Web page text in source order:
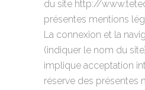
du site http://
présentes mentions
La connexion et la
(indiquer le nom du
implique acceptation
réserve des présentes